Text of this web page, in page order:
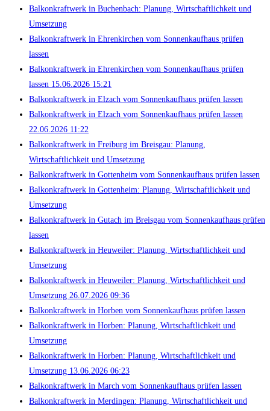
Balkonkraftwerk in Buchenbach: Planung, Wirtschaftlichkeit und
Umsetzung
Balkonkraftwerk in Ehrenkirchen vom Sonnenkaufhaus prüfen
lassen
Balkonkraftwerk in Ehrenkirchen vom Sonnenkaufhaus prüfen
lassen 15.06.2026 15:21
Balkonkraftwerk in Elzach vom Sonnenkaufhaus prüfen lassen
Balkonkraftwerk in Elzach vom Sonnenkaufhaus prüfen lassen
22.06.2026 11:22
Balkonkraftwerk in Freiburg im Breisgau: Planung,
Wirtschaftlichkeit und Umsetzung
Balkonkraftwerk in Gottenheim vom Sonnenkaufhaus prüfen lassen
Balkonkraftwerk in Gottenheim: Planung, Wirtschaftlichkeit und
Umsetzung
Balkonkraftwerk in Gutach im Breisgau vom Sonnenkaufhaus prüfen
lassen
Balkonkraftwerk in Heuweiler: Planung, Wirtschaftlichkeit und
Umsetzung
Balkonkraftwerk in Heuweiler: Planung, Wirtschaftlichkeit und
Umsetzung 26.07.2026 09:36
Balkonkraftwerk in Horben vom Sonnenkaufhaus prüfen lassen
Balkonkraftwerk in Horben: Planung, Wirtschaftlichkeit und
Umsetzung
Balkonkraftwerk in Horben: Planung, Wirtschaftlichkeit und
Umsetzung 13.06.2026 06:23
Balkonkraftwerk in March vom Sonnenkaufhaus prüfen lassen
Balkonkraftwerk in Merdingen: Planung, Wirtschaftlichkeit und